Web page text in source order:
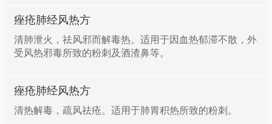
痤疮肺经风热方
清肺泄火，祛风邪而解毒热。适用于因血热郁滞不散，外
受风热邪毒所致的粉刺及酒渣鼻等。
痤疮肺经风热方
清热解毒，疏风祛疮。适用于肺胃积热所致的粉刺。